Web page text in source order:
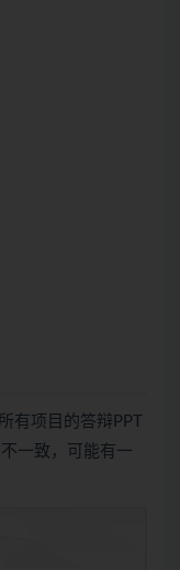
有项目的答辩PPT
一致，可能有一